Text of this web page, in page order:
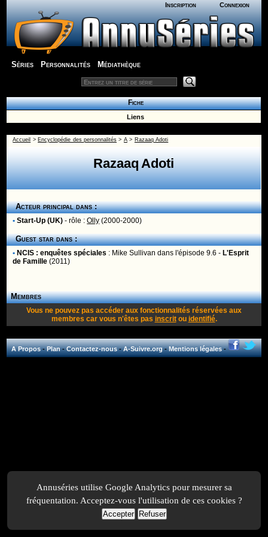
Inscription Connexion
Séries Personnalités Médiathèque
Fiche
Liens
Accueil > Encyclopédie des personnalités > A> Razaaq Adoti
Razaaq Adoti
Acteur principal dans :
• Start-Up (UK) - rôle :Olly (2000-2000)
Guest star dans :
• NCIS : enquêtes spéciales : Mike Sullivan dans l'épisode 9.6 - L'Esprit
de Famille (2011)
Membres
Vous ne pouvez pas accéder aux fonctionnalités réservées aux
membres car vous n'êtes pas inscritou identifié.
A Propos-Plan-Contactez-nous-A-Suivre.org-Mentions légales-
Annuséries utilise Google Analytics pour mesurer sa
fréquentation. Acceptez-vous l'utilisation de ces cookies ?
Accepter Refuser